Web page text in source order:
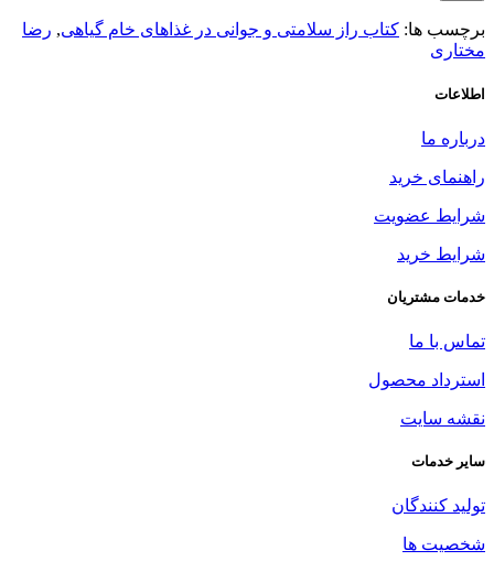
برچسب ها: کتاب راز سلامتی و جوانی در غذاهای خام گیاهی, رضا
مختاری
اطلاعات
درباره ما
راهنمای خرید
شرایط عضویت
شرایط خرید
خدمات مشتریان
تماس با ما
استرداد محصول
نقشه سایت
سایر خدمات
تولید کنندگان
شخصیت ها